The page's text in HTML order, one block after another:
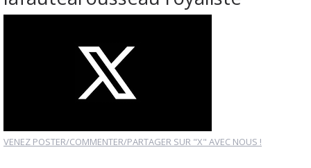
VENEZ POSTER/COMMENTER/PARTAGER SUR "X" AVEC NOUS !